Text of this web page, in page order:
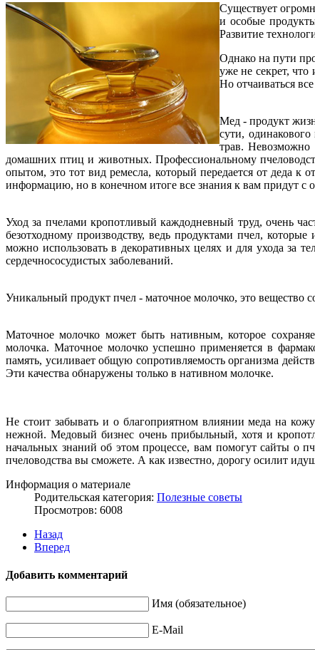
Существует
и особые
Развитие
Однако на пути
уже не секрет,
Но отчаиваться
Мед - продукт
сути,
трав. Невозможно
домашних птиц и животных. Профессиональному
опытом, это тот вид ремесла, который передается от деда к
информацию, но в конечном итоге все знания к вам придут с
Уход за пчелами кропотливый каждодневный труд, очень
безотходному производству, ведь продуктами пчел,
можно использовать в декоративных целях и для ухода за
сердечнососудистых заболеваний.
Уникальный продукт пчел - маточное молочко, это вещество
Маточное молочко может быть нативным, которое
молочка. Маточное молочко успешно применяется в
память, усиливает общую сопротивляемость организма
Эти качества обнаружены только в нативном молочке.
Не стоит забывать и о благоприятном влиянии меда на
нежной. Медовый бизнес очень прибыльный, хотя и
начальных знаний об этом процессе, вам помогут сайты о
пчеловодства вы сможете. А как известно, дорогу осилит
Информация о материале
Родительская категория: Полезные советы
Просмотров: 6008
Назад
Вперед
Добавить комментарий
Имя (обязательное)
E-Mail